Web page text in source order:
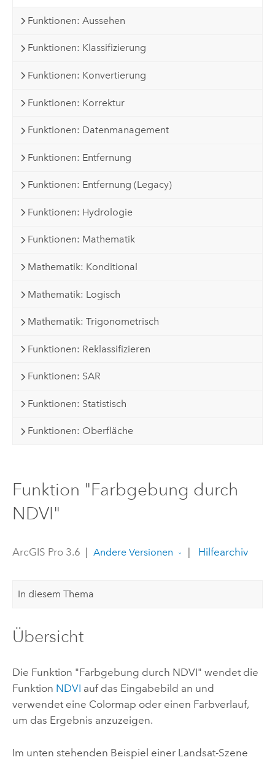
Funktionen: Aussehen
Funktionen: Klassifizierung
Funktionen: Konvertierung
Funktionen: Korrektur
Funktionen: Datenmanagement
Funktionen: Entfernung
Funktionen: Entfernung (Legacy)
Funktionen: Hydrologie
Funktionen: Mathematik
Mathematik: Konditional
Mathematik: Logisch
Mathematik: Trigonometrisch
Funktionen: Reklassifizieren
Funktionen: SAR
Funktionen: Statistisch
Funktionen: Oberfläche
Funktion "Farbgebung durch
NDVI"
ArcGIS Pro 3.6 Andere Versionen Hilfearchiv
In diesem Thema
Übersicht
Die Funktion "Farbgebung durch NDVI" wendet die
Funktion NDVI auf das Eingabebild an und
verwendet eine Colormap oder einen Farbverlauf,
um das Ergebnis anzuzeigen.
Im unten stehenden Beispiel einer Landsat-Szene